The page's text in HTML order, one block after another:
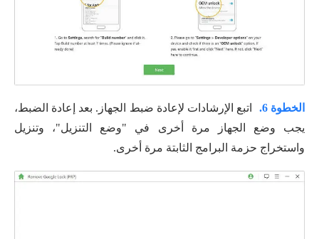
الخطوة 6.
اتبع الإرشادات لإعادة ضبط الجهاز. بعد إعادة الضبط،
يجب وضع الجهاز مرة أخرى في "وضع التنزيل"، وتنزيل
واستخراج حزمة البرامج الثابتة مرة أخرى.